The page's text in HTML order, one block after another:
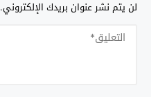
لن يتم نشر عنوان بريدك الإلكتروني.